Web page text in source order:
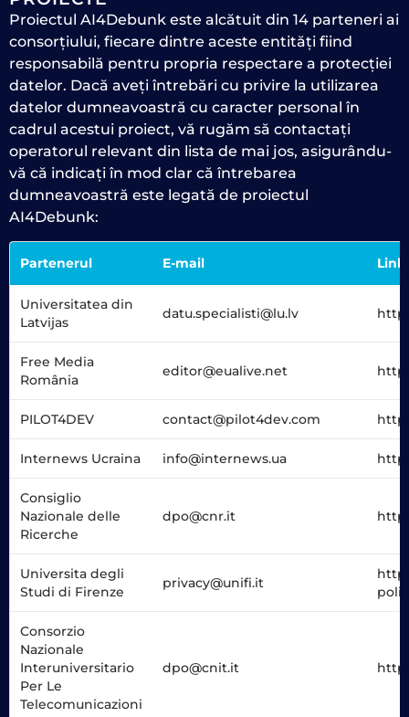
Proiectul AI4Debunk este alcătuit din 14 parteneri ai
consorțiului, fiecare dintre aceste entități fiind
responsabilă pentru propria respectare a protecției
datelor. Dacă aveți întrebări cu privire la utilizarea
datelor dumneavoastră cu caracter personal în
cadrul acestui proiect, vă rugăm să contactați
operatorul relevant din lista de mai jos, asigurându-
vă că indicați în mod clar că întrebarea
dumneavoastră este legată de proiectul
AI4Debunk:
Partenerul E-mail
Universitatea din
Latvijas
datu.specialisti@lu.lv
Free Media
România
editor@eualive.net
PILOT4DEV contact@pilot4dev.com
Internews Ucraina info@internews.ua
Consiglio
Nazionale delle
Ricerche
dpo@cnr.it
Universita degli
Studi di Firenze
privacy@unifi.it
Consorzio
Nazionale
Interuniversitario
Per Le
Telecomunicazioni
dpo@cnit.it